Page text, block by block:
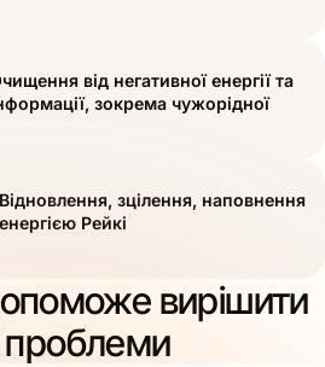
від негативної енергії та
зокрема чужорідної
Відновлення, зцілення, наповнення
енергією Рейкі
вирішити
проблеми